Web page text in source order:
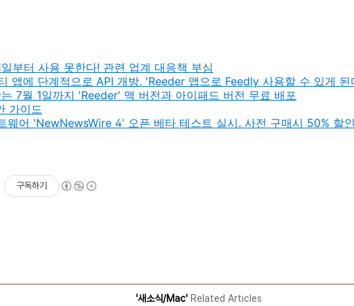
부터 사용 못한다! 관련 업계 대응책 부심
앱에 단계적으로 API 개방. 'Reeder 앱으로 Feedly 사용할 수 있게 된
7월 1일까지 'Reeder' 맥 버전과 아이패드 버전 무료 배포
가이드
웨어 'NewNewsWire 4' 오픈 베타 테스트 실시. 사전 구매시 50% 할
구독하기
'새소식/Mac' Related Articles